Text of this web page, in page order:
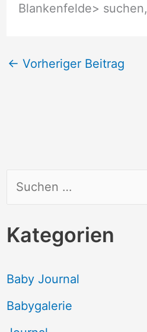
c
e
n
Kategorien
Baby Journal
Babygalerie
Blankenfelde> suchen,
← Vorheriger Beitrag